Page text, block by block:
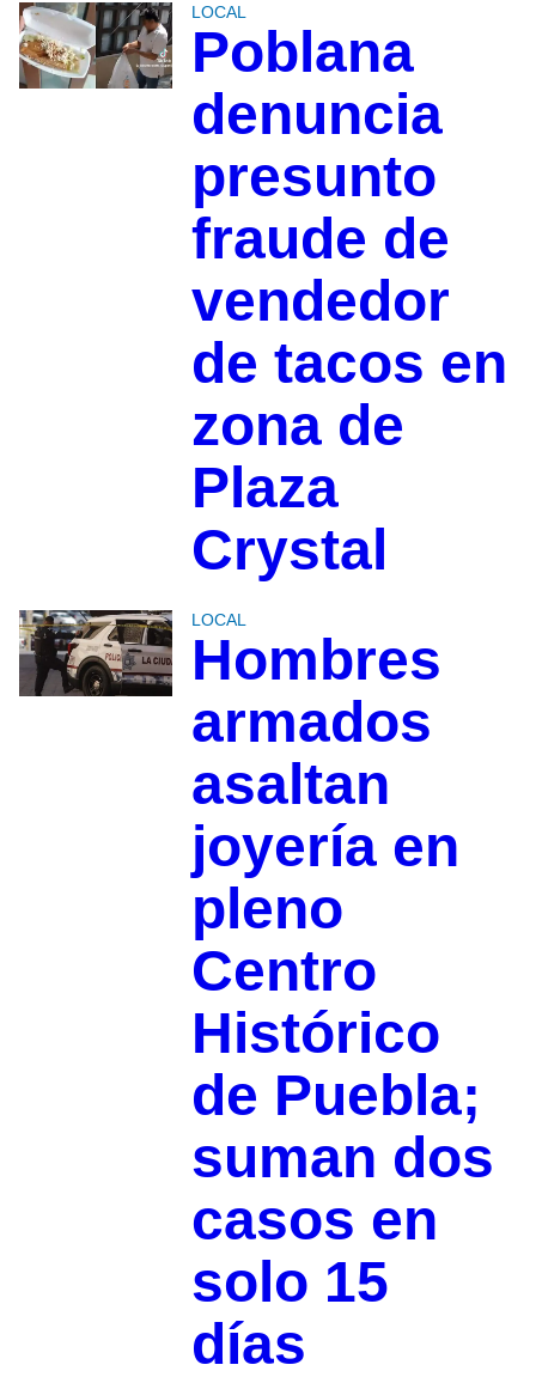
LOCAL
Poblana
denuncia
presunto
fraude de
vendedor
de tacos en
zona de
Plaza
Crystal
LOCAL
Hombres
armados
asaltan
joyería en
pleno
Centro
Histórico
de Puebla;
suman dos
casos en
solo 15
días